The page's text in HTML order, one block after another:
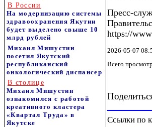
В России
На модернизацию системы
здравоохранения Якутии
будет выделено свыше 10
млрд рублей
Михаил Мишустин
посетил Якутский
республиканский
онкологический диспансер
В столице
Михаил Мишустин
ознакомился с работой
креативного кластера
«Квартал Труда» в
Якутске
Пресс-
https://
2026-05-07
Всего
Ссылки по